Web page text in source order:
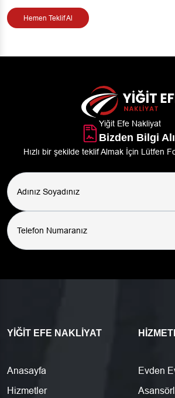
Hemen Teklif Al
Yiğit Efe Nakliyat
Bizden Bilgi
Hızlı bir şekilde teklif Almak İçin Lütfen
YIĞIT EFE NAKLIYAT
Anasayfa
Hizmetler
Evden